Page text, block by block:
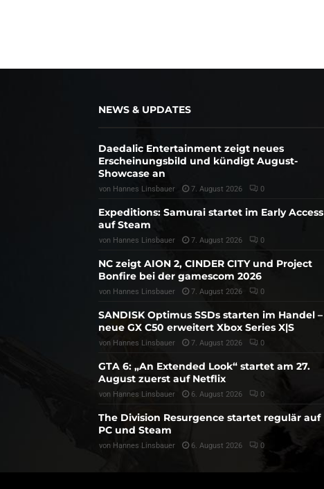
NEWS & UPDATES
Daedalic Entertainment zeigt neues
Erscheinungsbild und kündigt August-
Showcase an
von Hannes Linsbauer 7. August 2026 0
Expeditions: Samurai startet im Early Access
auf Steam
von Hannes Linsbauer 7. August 2026 0
NC zeigt AION 2, CINDER CITY und Project
Bonfire bei der gamescom 2026
von Hannes Linsbauer 7. August 2026 0
SANDISK Optimus SSDs starten im Handel –
neue GX C50 erweitert Xbox Series X|S
von Hannes Linsbauer 7. August 2026 0
GTA 6: „An Extended Look“ startet am 27.
August zuerst auf Netflix
von Hannes Linsbauer 6. August 2026 0
The Division Resurgence startet regulär auf
PC und Steam
von Hannes Linsbauer 6. August 2026 0